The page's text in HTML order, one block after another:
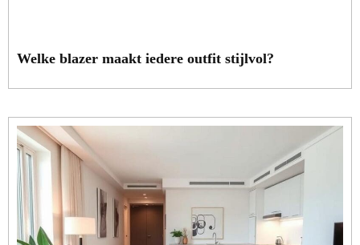
Welke blazer maakt iedere outfit stijlvol?